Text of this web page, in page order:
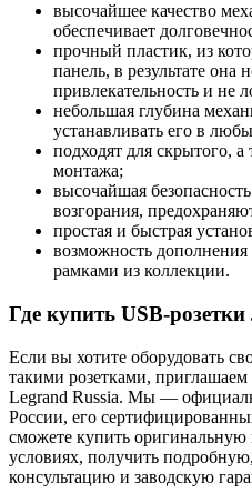
высочайшее качество
обеспечивает
прочный пластик, из
панель, в результате она
привлекательность и не
небольшая глубина
устанавливать его в
подходят для скрытого,
монтажа;
высочайшая
возгорания,
простая и быстрая
возможность
рамками из коллекции.
Где купить USB-
Если вы хотите оборудовать
такими розетками, приглашаем
Legrand Russia. Мы —
России, его
сможете купить
условиях, получить
консультацию и заводскую